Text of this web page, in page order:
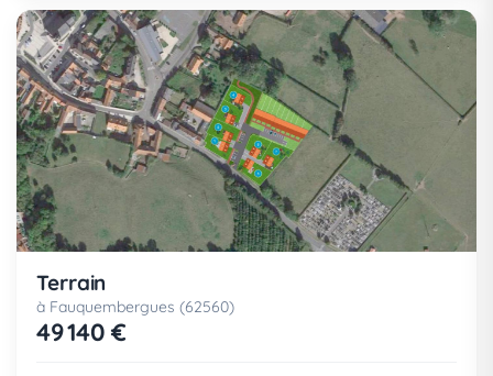
Terrain
à Fauquembergues (62560)
49 140 €